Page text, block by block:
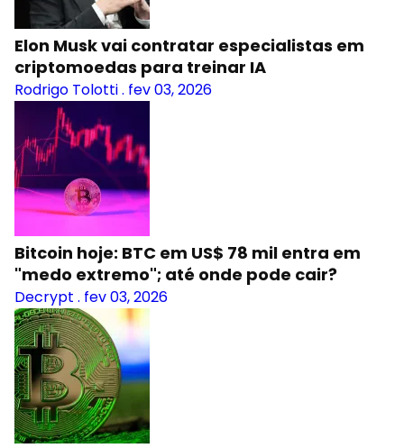
Elon Musk vai contratar especialistas em
criptomoedas para treinar IA
Rodrigo Tolotti. fev 03, 2026
Bitcoin hoje: BTC em US$ 78 mil entra em
"medo extremo"; até onde pode cair?
Decrypt . fev 03, 2026